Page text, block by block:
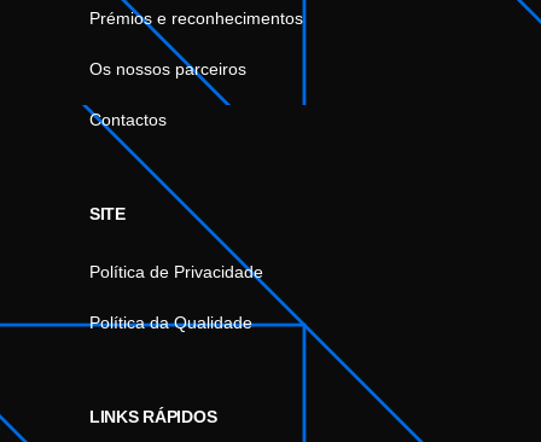
Prémios e reconhecimentos
Os nossos parceiros
Contactos
SITE
Política de Privacidade
Política da Qualidade
LINKS RÁPIDOS